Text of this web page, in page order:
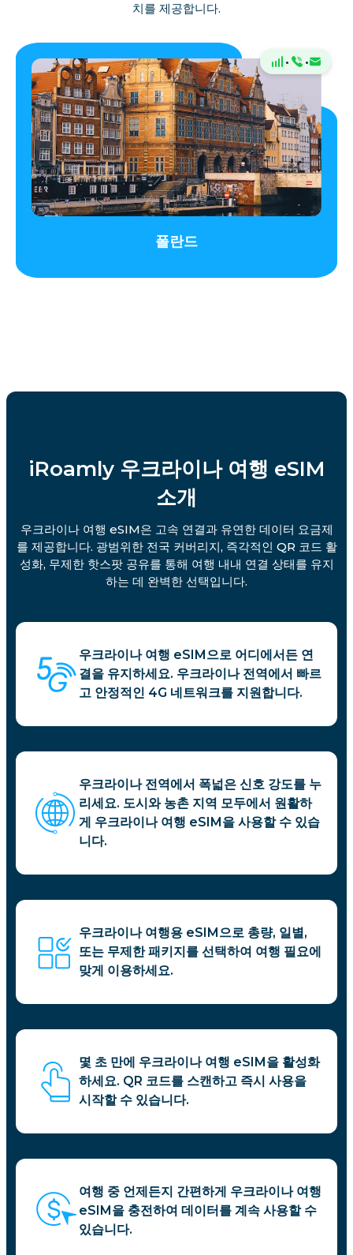
치를 제공합니다.
· ·
폴란드
iRoamly 우크라이나 여행 eSIM
소개
우크라이나 여행 eSIM은 고속 연결과 유연한 데이터 요금제
를 제공합니다. 광범위한 전국 커버리지, 즉각적인 QR 코드 활
성화, 무제한 핫스팟 공유를 통해 여행 내내 연결 상태를 유지
하는 데 완벽한 선택입니다.
우크라이나 여행 eSIM으로 어디에서든 연
결을 유지하세요. 우크라이나 전역에서 빠르
고 안정적인 4G 네트워크를 지원합니다.
우크라이나 전역에서 폭넓은 신호 강도를 누
리세요. 도시와 농촌 지역 모두에서 원활하
게 우크라이나 여행 eSIM을 사용할 수 있습
니다.
우크라이나 여행용 eSIM으로 총량, 일별,
또는 무제한 패키지를 선택하여 여행 필요에
맞게 이용하세요.
몇 초 만에 우크라이나 여행 eSIM을 활성화
하세요. QR 코드를 스캔하고 즉시 사용을
시작할 수 있습니다.
여행 중 언제든지 간편하게 우크라이나 여행
eSIM을 충전하여 데이터를 계속 사용할 수
있습니다.